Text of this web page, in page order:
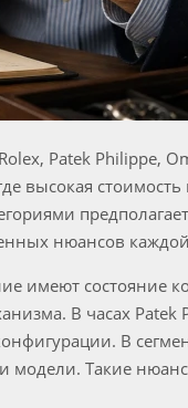
Patek Philippe,
высокая
нюансов
имеют состояние
В часах
В
модели. Такие